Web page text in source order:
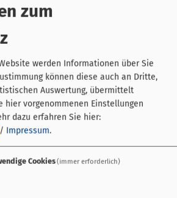
a.Main
zum
werden Informationen über Sie
können diese auch an Dritte,
Auswertung, übermittelt
hier vorgenommenen Einstellungen
dazu erfahren Sie hier:
/ Impressum.
Cookies(immer erforderlich)